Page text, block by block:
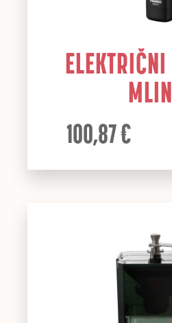
100,87 €